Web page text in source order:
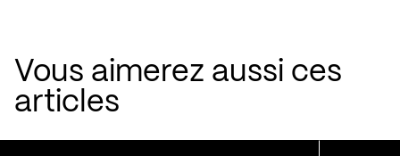
Vous aimerez aussi ces
articles